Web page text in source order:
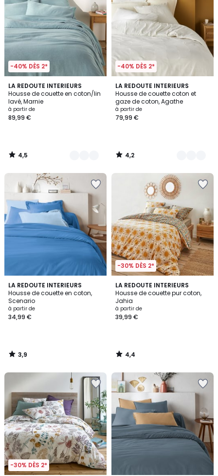
-40% DÈS 2*
LA REDOUTE INTERIEURS
Housse de couette en coton/lin
lavé, Marnie
à partir de
89,99 €
4,5
/ 5
3
Couleurs
4,5
/
-40% DÈS 2*
LA REDOUTE INTERIEURS
Housse de couette coton et
gaze de coton, Agathe
à partir de
79,99 €
4,2
/ 5
2
Couleurs
4,2
/
LA REDOUTE INTERIEURS
Housse de couette en coton,
Scenario
à partir de
34,99 €
3,9
/ 5
3,9
/
-30% DÈS 2*
LA REDOUTE INTERIEURS
Housse de couette pur coton,
Jahia
à partir de
39,99 €
4,4
/ 5
4,4
/
-30% DÈS 2*